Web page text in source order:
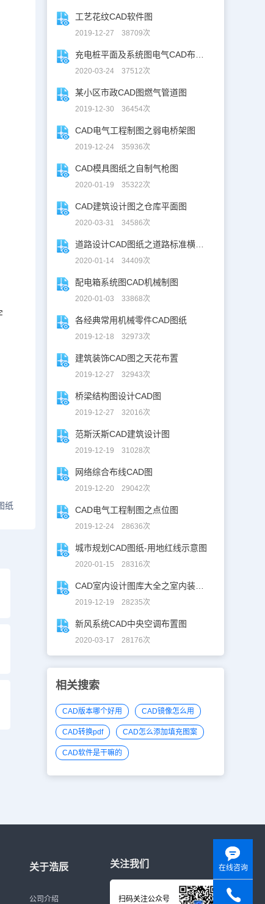
纸
工艺花纹CAD软件图
2019-12-27 38709次
2020-03-24 37512次
某小区市政CAD图燃气管道图
2019-12-30 36454次
CAD电气工程制图之弱电桥架图
2019-12-24 35936次
CAD模具图纸之自制气枪图
2020-01-19 35322次
CAD建筑设计图之仓库平面图
2020-03-31 34586次
2020-01-14 34409次
配电箱系统图CAD机械制图
2020-01-03 33868次
各经典常用机械零件CAD图纸
2019-12-18 32973次
建筑装饰CAD图之天花布置
2019-12-27 32943次
桥梁结构图设计CAD图
2019-12-27 32016次
范斯沃斯CAD建筑设计图
2019-12-19 31028次
网络综合布线CAD图
2019-12-20 29042次
CAD电气工程制图之点位图
2019-12-24 28636次
城市规划CAD图纸-用地红线示意图
2020-01-15 28316次
2019-12-19 28235次
新风系统CAD中央空调布置图
2020-03-17 28176次
相关搜索
CAD版本哪个好用 CAD镜像怎么用
CAD转换pdf CAD怎么添加填充图案
CAD软件是干嘛的
关于浩辰
公司介绍
关注我们
扫码关注公众号
在线咨询